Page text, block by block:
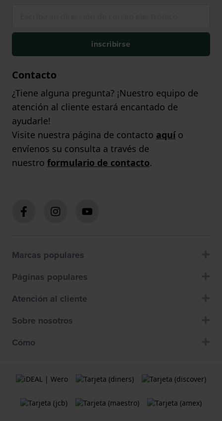
inscribirse
Contacto
¿Tiene alguna pregunta? ¡Nuestro equipo de
atención al cliente estará encantado de
ayudarle!
Visite nuestra página de contacto aquío
envíenos su consulta a través de
nuestro formulario de contacto.
Marcas populares
Páginas populares
Atención al cliente
Sobre nosotros
Cómo